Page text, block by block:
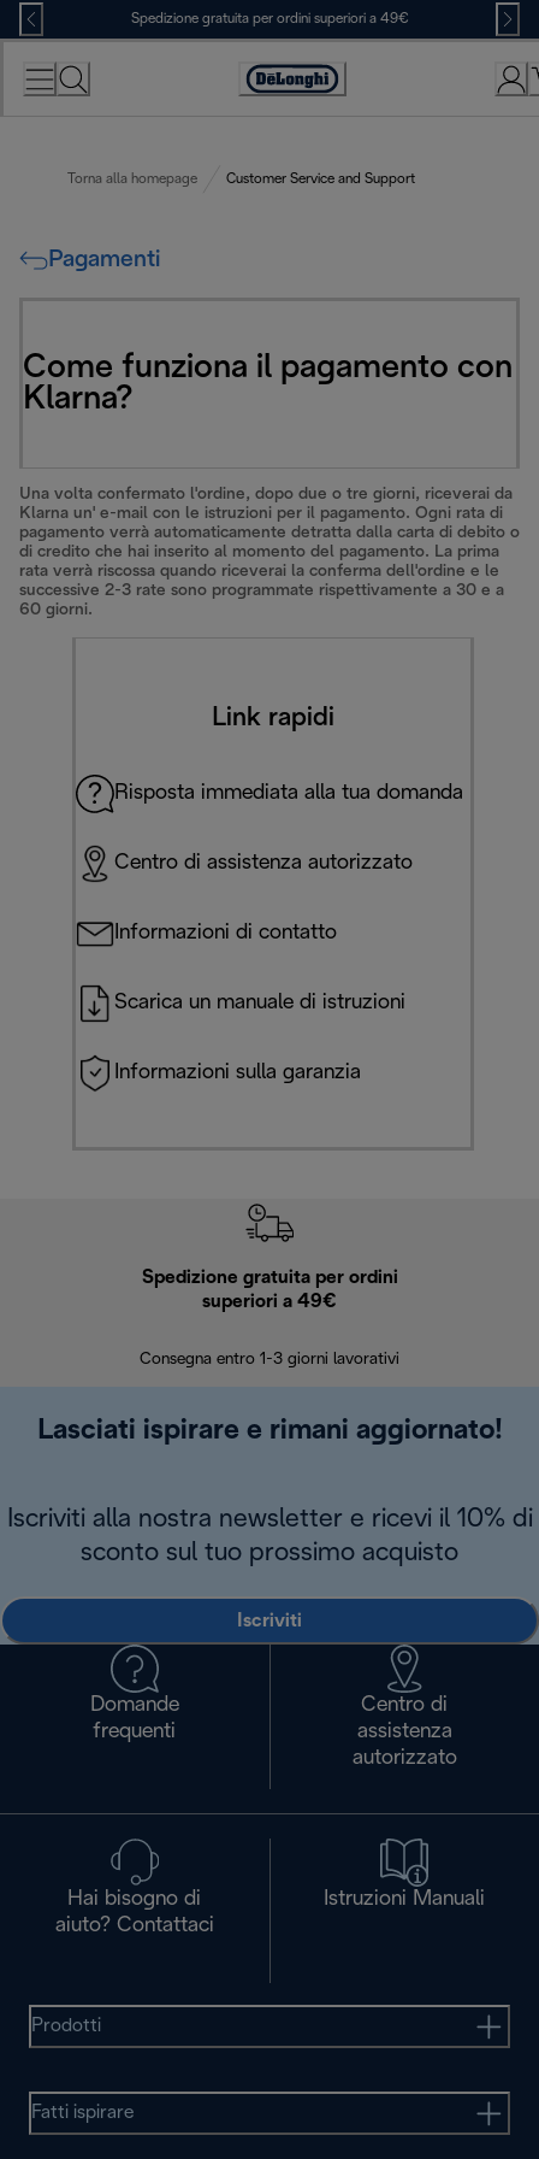
Skip
to
Content
Spedizione gratuita per ordini superiori a 49€
Accessibility
Torna alla homepage Customer Service and Support
Pagamenti
Come funziona il pagamento con
Klarna?
Una volta confermato l'ordine, dopo due o tre giorni, riceverai da
Klarna un' e-mail con le istruzioni per il pagamento. Ogni rata di
pagamento verrà automaticamente detratta dalla carta di debito o
di credito che hai inserito al momento del pagamento. La prima
rata verrà riscossa quando riceverai la conferma dell'ordine e le
successive 2-3 rate sono programmate rispettivamente a 30 e a
60 giorni.
Link rapidi
Risposta immediata alla tua domanda
Centro di assistenza autorizzato
Informazioni di contatto
Scarica un manuale di istruzioni
Informazioni sulla garanzia
Spedizione gratuita per ordini
superiori a 49€
Consegna entro 1-3 giorni lavorativi
Lasciati ispirare e rimani aggiornato!
Iscriviti alla nostra newsletter e ricevi il 10% di
sconto sul tuo prossimo acquisto
Iscriviti
Domande
frequenti
Centro di
assistenza
autorizzato
Hai bisogno di
aiuto? Contattaci
Istruzioni Manuali
Prodotti
Fatti ispirare